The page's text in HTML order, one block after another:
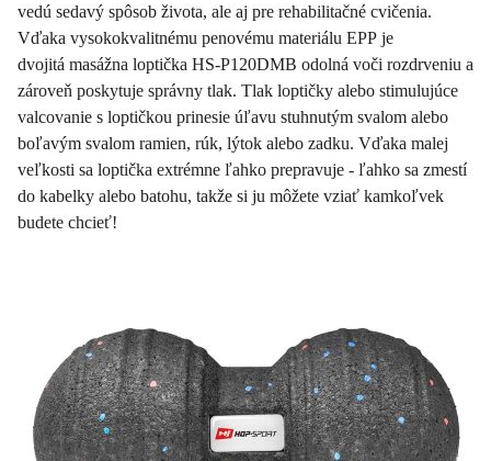
vedú sedavý spôsob života, ale aj pre rehabilitačné cvičenia.
Vďaka vysokokvalitnému penovému materiálu EPP je
dvojitá masážna loptička HS-P120DMB odolná voči rozdrveniu a
zároveň poskytuje správny tlak. Tlak loptičky alebo stimulujúce
valcovanie s loptičkou prinesie úľavu stuhnutým svalom alebo
boľavým svalom ramien, rúk, lýtok alebo zadku. Vďaka malej
veľkosti sa loptička extrémne ľahko prepravuje - ľahko sa zmestí
do kabelky alebo batohu, takže si ju môžete vziať kamkoľvek
budete chcieť!